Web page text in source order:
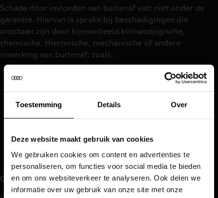
Toestemming Details Over
Deze website maakt gebruik van cookies
We gebruiken cookies om content en advertenties te
personaliseren, om functies voor social media te bieden
en om ons websiteverkeer te analyseren. Ook delen we
informatie over uw gebruik van onze site met onze
Schade door invloeden van buitenaf valt niet onder de
garantie. Hiervan is sprake bij beschadigingen die
ontstaan zijn door bijvoorbeeld klimatologische,
chemische, thermische, mechanische of andere
inwerking van buitenaf, zoals:
Steenslag met daaruit voortvloeiende
roestverschijnselen, glasbreuk, enz.
Industrievervuiling
bloesem, boomhars, (vogel) uitwerpselen, enz.
Glasbreuk bij gehard glas (zij- en achterruit)
Garantie op garantie